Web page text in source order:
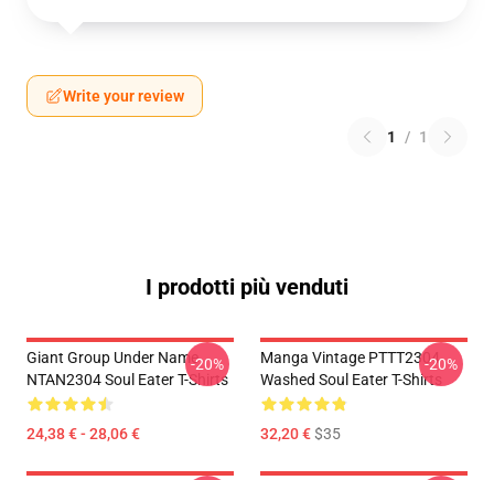
Write your review
1 / 1
I prodotti più venduti
Giant Group Under Name
NTAN2304 Soul Eater T-Shirts
24,38 € - 28,06 €
-20%
Manga Vintage PTTT2304
Washed Soul Eater T-Shirts
32,20 €$35
-20%